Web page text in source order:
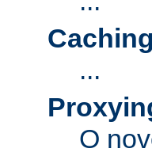
Caching
...
O